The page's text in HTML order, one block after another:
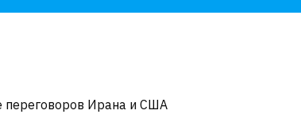
переговоров Ирана и США